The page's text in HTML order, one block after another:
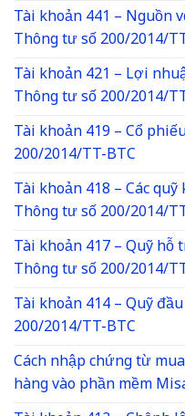
Tài khoản 441 – Nguồn
Thông tư số 200/2014/
Tài khoản 421 – Lợi
Thông tư số 200/2014/
Tài khoản 419 – Cổ
200/2014/TT-BTC
Tài khoản 418 – Các
Thông tư số 200/2014/
Tài khoản 417 – Quỹ
Thông tư số 200/2014/
Tài khoản 414 – Quỹ
200/2014/TT-BTC
Cách nhập chứng từ
hàng vào phần mềm